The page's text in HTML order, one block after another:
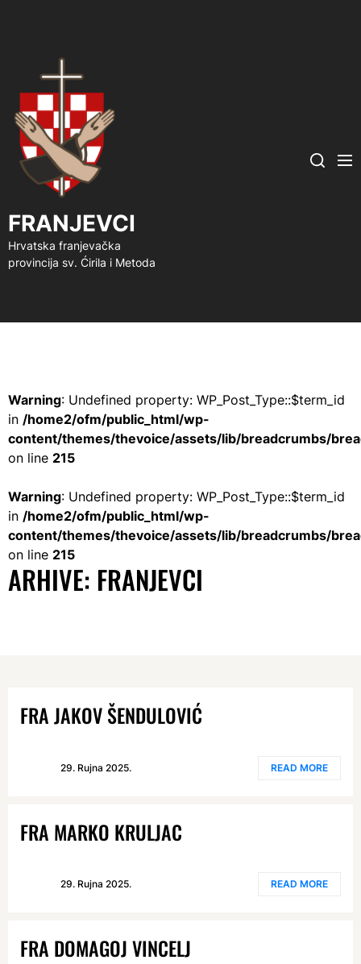
FRANJEVCI
Hrvatska franjevačka
provincija sv. Ćirila i Metoda
Search
Warning: Undefined property: WP_Post_Type::$term_id
in /home2/ofm/public_html/wp-
content/themes/thevoice/assets/lib/breadcrumbs/
on line 215
Warning: Undefined property: WP_Post_Type::$term_id
in /home2/ofm/public_html/wp-
content/themes/thevoice/assets/lib/breadcrumbs/
on line 215
ARHIVE: FRANJEVCI
FRA JAKOV ŠENDULOVIĆ
29. Rujna 2025. READ MORE
FRA MARKO KRULJAC
29. Rujna 2025. READ MORE
FRA DOMAGOJ VINCELJ